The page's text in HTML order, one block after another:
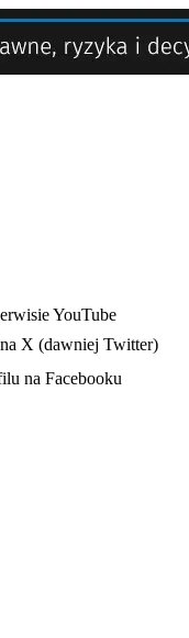
YouTube
X (dawniej Twitter)
na Facebooku